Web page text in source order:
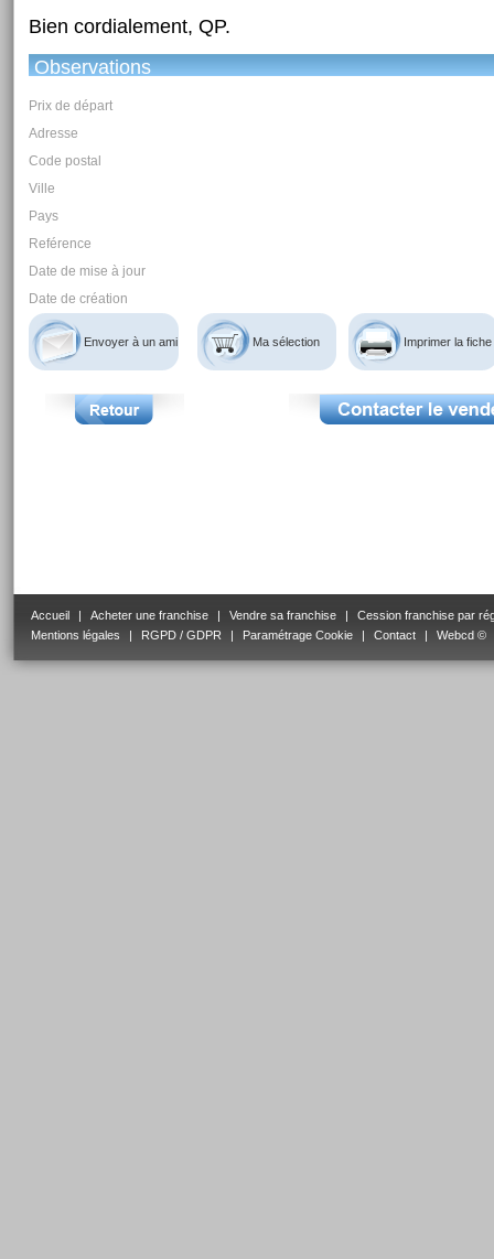
Bien cordialement, QP.
Observations
Prix de départ
Adresse
Code postal
Ville
Pays
Reférence
Date de mise à jour
Date de création
Envoyer à un ami Ma sélection Imprimer la fiche
Accueil | Acheter une franchise | Vendre sa franchise |
Cession franchise par
Mentions légales
| RGPD / GDPR | Paramétrage Cookie | Contact | Webcd ©